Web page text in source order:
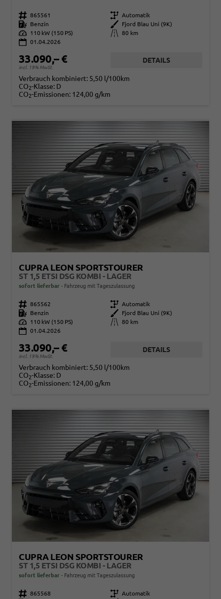
Fahrzeugnr. 865561 Getriebe
Automatik
Kraftstoff
Benzin Außenfarbe
Fjord Blau Uni (9K)
Leistung
110 kW (150 PS) Kilometerstand
80 km
01.04.2026
33.090,– €
incl. 19% MwSt.
DETAILS
Verbrauch kombiniert: 5,50 l/100km
CO2-Klasse: D
CO2-Emissionen: 124,00 g/km
CUPRA LEON SPORTSTOURER
ST 1,5 ETSI DSG KOMBI - LAGER
sofort lieferbar Fahrzeug mit Tageszulassung
Fahrzeugnr. 865562 Getriebe Automatik
Kraftstoff
Benzin Außenfarbe
Fjord Blau Uni (9K)
Leistung
110 kW (150 PS) Kilometerstand
80 km
01.04.2026
33.090,– €
incl. 19% MwSt.
DETAILS
Verbrauch kombiniert: 5,50 l/100km
CO2-Klasse: D
CO2-Emissionen: 124,00 g/km
CUPRA LEON SPORTSTOURER
ST 1,5 ETSI DSG KOMBI - LAGER
sofort lieferbar Fahrzeug mit Tageszulassung
Fahrzeugnr. 865568 Getriebe Automatik